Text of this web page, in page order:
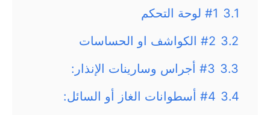
3.1 #1 لوحة التحكم
3.2 #2 الكواشف او الحساسات
3.3 #3 أجراس وسارينات الإنذار:
3.4 #4 أسطوانات الغاز أو السائل: